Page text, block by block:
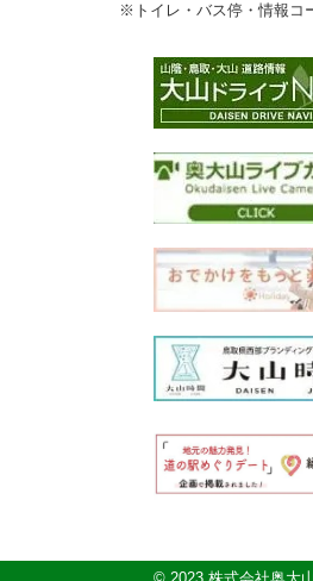
※トイレ・バス停・情報コ